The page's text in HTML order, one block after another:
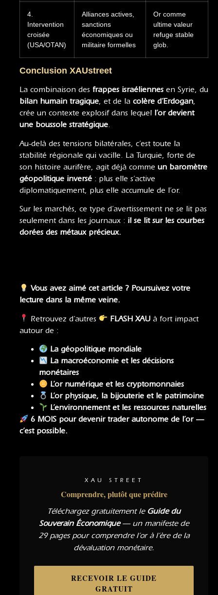
4.
Intervention
croisée
(USA/OTAN)
Alliances actives,
sanctions
économiques ou
militaire formelles
Or comme
ultime valeur
refuge stable
glob.
Conclusion XAUstreet
La combinaison des frappes israéliennes en Syrie, du
bilan humain tragique, et de la colère d’Erdogan,
crée un contexte explosif dans lequel l’or devient
une boussole stratégique.
Au-delà des tensions bilatérales, c’est toute la
stabilité régionale qui vacille. La Turquie, forte de
son histoire aurifère, agit déjà comme un baromètre
géopolitique inversé : plus elle s’active
diplomatiquement, plus elle accumule de l’or.
Sur les marchés, ce type d’avertissement ne se lit pas
seulement dans les journaux : il se lit sur les courbes
dorées des métaux précieux.
Vous avez aimé cet article ? Poursuivez votre
lecture dans la même veine.
Retrouvez d’autres FLASH XAU à fort impact
autour de :
La géopolitique mondiale
La macroéconomie et les décisions
monétaires
L’or numérique et les cryptomonnaies
L’or physique, la bijouterie et le patrimoine
L’environnement et les ressources naturelles
6 MOIS pour devenir trader autonome de l’or —
c’est possible.
XAU STREET
Comprendre, plutôt que prédire
Téléchargez gratuitement le Guide du
Souverain Économique— un manifeste de
29 pages pour comprendre l’or à l’ère de la
dévaluation monétaire.
RECEVOIR LE GUIDE
GRATUIT